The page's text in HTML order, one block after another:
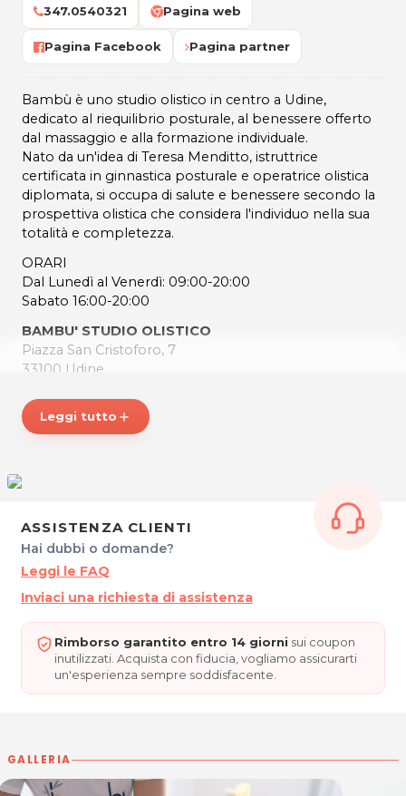
347.0540321 Pagina web
Pagina Facebook Pagina partner
Bambù è uno studio olistico in centro a Udine,
dedicato al riequilibrio posturale, al benessere offerto
dal massaggio e alla formazione individuale.
Nato da un'idea di Teresa Menditto, istruttrice
certificata in ginnastica posturale e operatrice olistica
diplomata, si occupa di salute e benessere secondo la
prospettiva olistica che considera l'individuo nella sua
totalità e completezza.
ORARI
Dal Lunedì al Venerdì: 09:00-20:00
Sabato 16:00-20:00
BAMBU' STUDIO OLISTICO
Piazza San Cristoforo, 7
33100 Udine
P.IVA 02960340301
Per ulteriori informazioni sull'offerta o sulle modalità di
Leggi tutto add
ASSISTENZA CLIENTI
Hai dubbi o domande?
Leggi le FAQ
Inviaci una richiesta di assistenza
Rimborso garantito entro 14 giorni sui coupon
inutilizzati. Acquista con fiducia, vogliamo assicurarti
un'esperienza sempre soddisfacente.
GALLERIA